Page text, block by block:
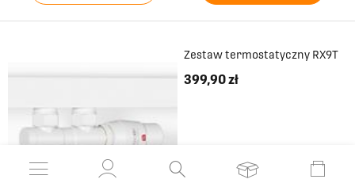
Zestaw termostatyczny RX9T
399,90 zł